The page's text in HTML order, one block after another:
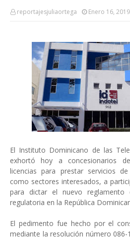
reportajesjuliaortega Enero 16, 2019
El Instituto Dominicano de las
exhortó hoy a concesionarios
licencias para prestar servicios
como sectores interesados, a
para dictar el nuevo reglamento
regulatoria en la República
El pedimento fue hecho por el
mediante la resolución número